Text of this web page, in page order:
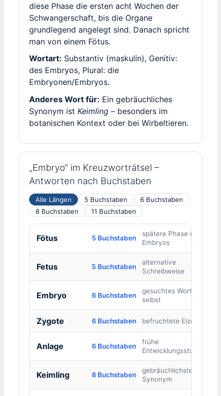
diese Phase die ersten acht Wochen der
Schwangerschaft, bis die Organe
grundlegend angelegt sind. Danach spricht
man von einem Fötus.
Wortart: Substantiv (maskulin), Genitiv:
des Embryos, Plural: die
Embryonen/Embryos.
Anderes Wort für: Ein gebräuchliches
Synonym ist Keimling – besonders im
botanischen Kontext oder bei Wirbeltieren.
„Embryo“ im Kreuzworträtsel –
Antworten nach Buchstaben
Alle Längen 5 Buchstaben
6 Buchstaben
8 Buchstaben
11 Buchstaben
Fötus 5 Buchstaben
spätere Phase des
Embryos
Fetus 5 Buchstaben
alternative
Schreibweise
Embryo 6 Buchstaben
gesuchtes Wort
selbst
Zygote 6 Buchstaben befruchtete Eizelle
Anlage 6 Buchstaben
frühe
Entwicklungsstufe
Keimling 8 Buchstaben
gebräuchlichstes
Synonym